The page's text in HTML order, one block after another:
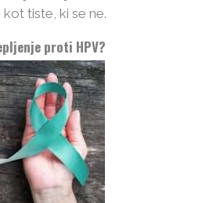
tiste, ki se ne.
proti HPV?